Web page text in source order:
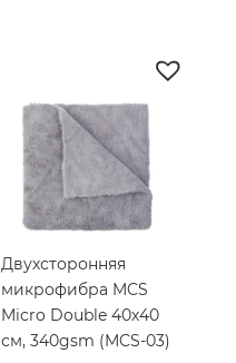
Двухсторонняя
микрофибра MCS
Micro Double 40х40
см, 340gsm (MCS-03)